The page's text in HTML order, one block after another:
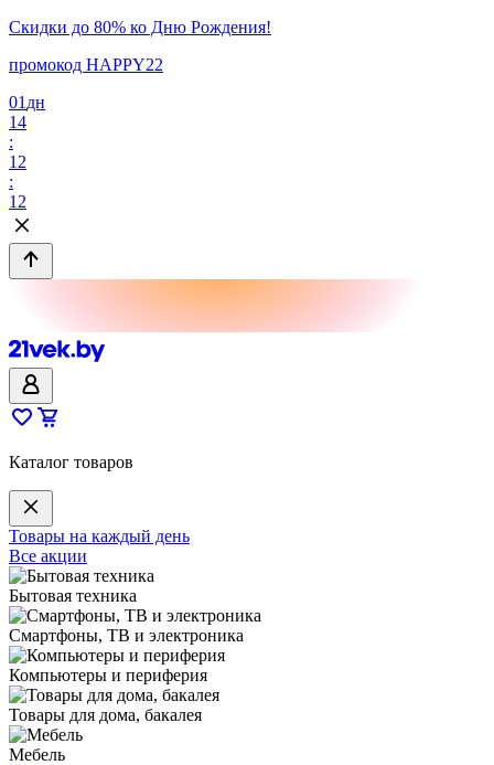
Скидки до 80% ко Дню Рождения!
промокод HAPPY22
01 дн
14
:
12
:
12
Каталог товаров
Товары на каждый день
Все акции
Бытовая техника
Смартфоны, ТВ и электроника
Компьютеры и периферия
Товары для дома, бакалея
Мебель